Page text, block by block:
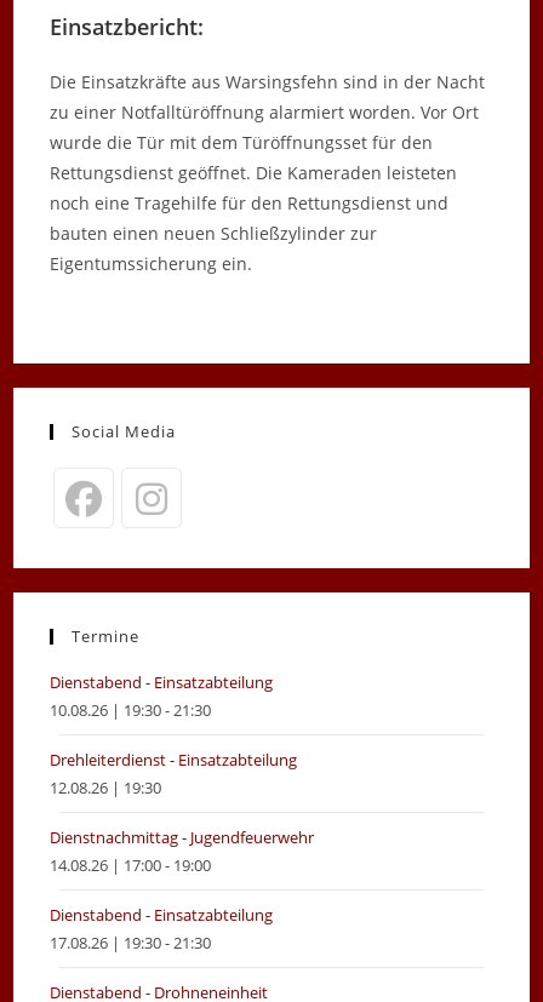
Einsatzbericht:
Die Einsatzkräfte aus Warsingsfehn sind in der Nacht
zu einer Notfalltüröffnung alarmiert worden. Vor Ort
wurde die Tür mit dem Türöffnungsset für den
Rettungsdienst geöffnet. Die Kameraden leisteten
noch eine Tragehilfe für den Rettungsdienst und
bauten einen neuen Schließzylinder zur
Eigentumssicherung ein.
Social Media
in
new
in
new
Termine
Dienstabend - Einsatzabteilung
10.08.26 | 19:30 - 21:30
Drehleiterdienst - Einsatzabteilung
12.08.26 | 19:30
Dienstnachmittag - Jugendfeuerwehr
14.08.26 | 17:00 - 19:00
Dienstabend - Einsatzabteilung
17.08.26 | 19:30 - 21:30
Dienstabend - Drohneneinheit